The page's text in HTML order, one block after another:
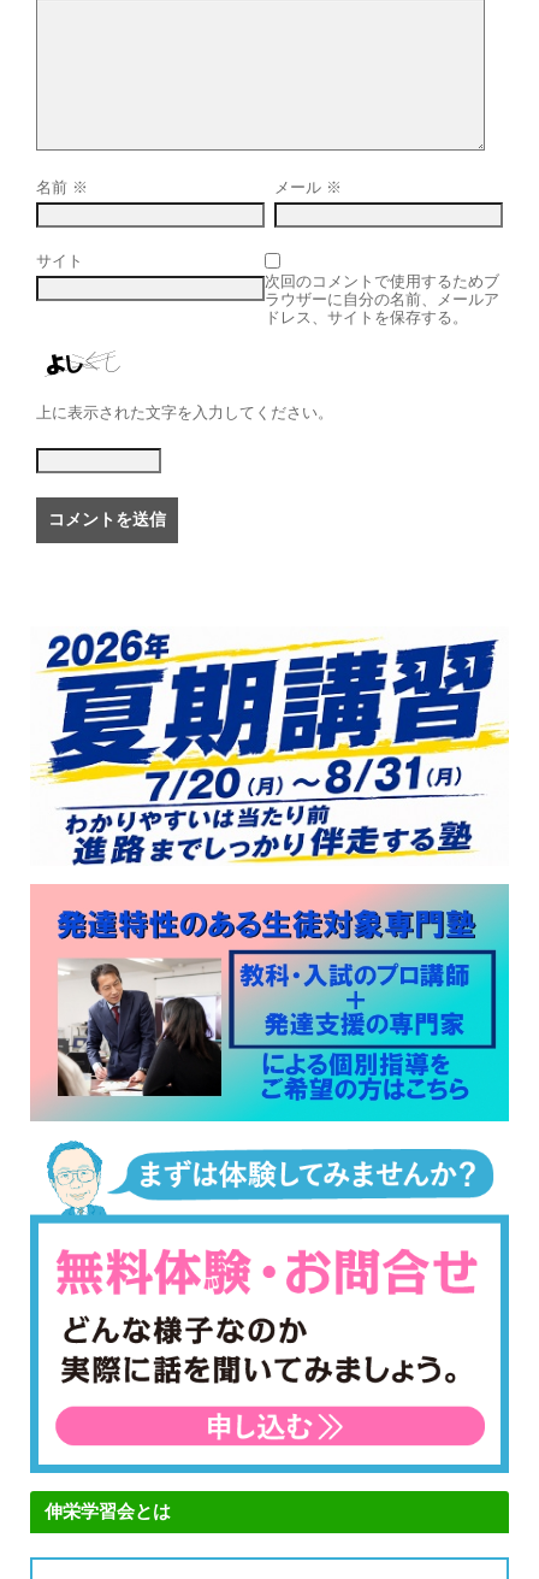
名前 ※ メール ※
サイト
次回のコメントで使用するためブ
ラウザーに自分の名前、メールア
ドレス、サイトを保存する。
上に表示された文字を入力してください。
伸栄学習会とは